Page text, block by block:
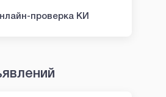
проверка КИ